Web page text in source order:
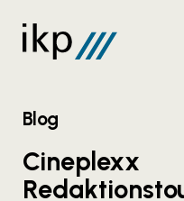
Blog
Cineplexx